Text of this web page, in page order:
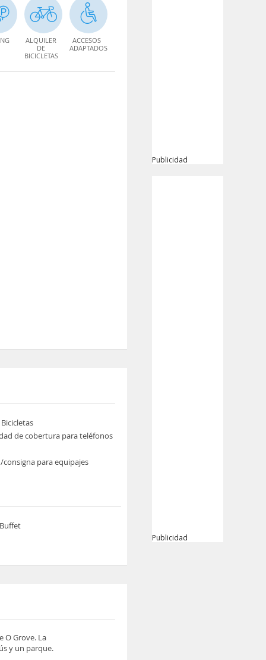
ALQUILER
DE
BICICLETAS
ACCESOS
ADAPTADOS
de cobertura para teléfonos
para equipajes
O Grove. La
y un parque.
Publicidad
Publicidad